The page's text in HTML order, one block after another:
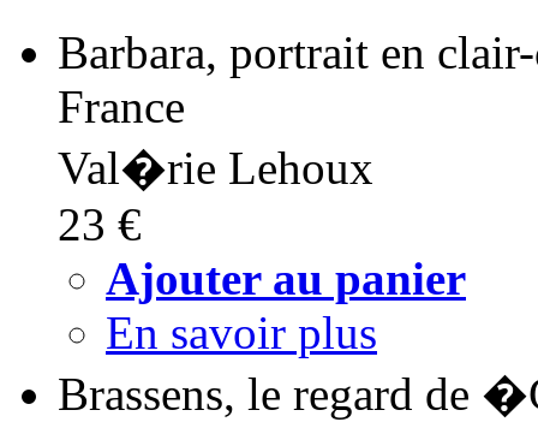
Barbara, portrait en
France
Val�rie Lehoux
23 €
Ajouter au panier
En savoir plus
Brassens, le regard de